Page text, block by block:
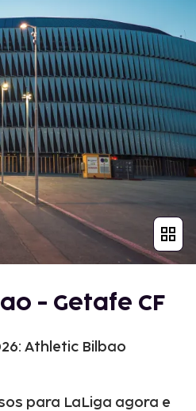
- Getafe CF
Athletic Bilbao
para LaLiga agora e